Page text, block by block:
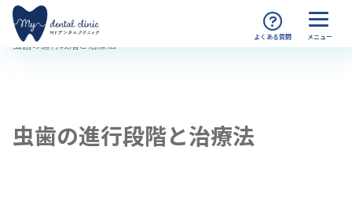
MYデンタルクリニック渋谷 TOP
虫歯の進行段階と治療法
虫歯の進行段階と治療法